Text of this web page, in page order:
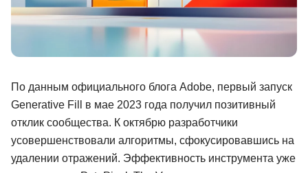
По данным официального блога Adobe, первый запуск
Generative Fill в мае 2023 года получил позитивный
отклик сообщества. К октябрю разработчики
усовершенствовали алгоритмы, сфокусировавшись на
удалении отражений. Эффективность инструмента уже
Акции и промокоды
Рейтинг онлайн-школ